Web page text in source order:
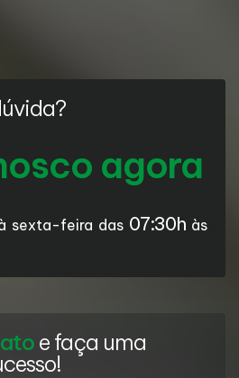
agora
sexta-feira das 07:30h às
e faça uma